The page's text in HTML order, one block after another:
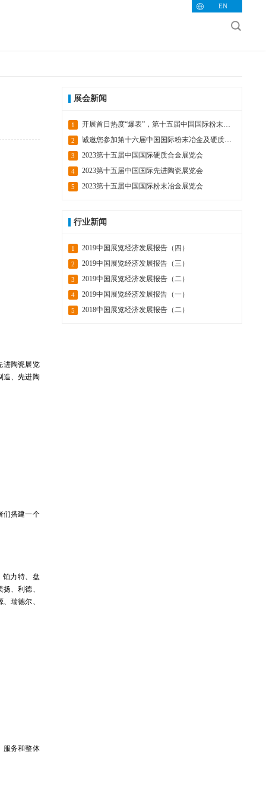
EN
进陶瓷展览
造、先进陶
们搭建一个
铂力特、盘
、利德、
瑞德尔、
服务和整体
展会新闻
1 开展首日热度“爆表”，第十五届中国国际粉末冶金及硬质合金展吸睛无数，火爆人气展示品牌无限魅力！
2 诚邀您参加第十六届中国国际粉末冶金及硬质合金展览会
3 2023第十五届中国国际硬质合金展览会
4 2023第十五届中国国际先进陶瓷展览会
5 2023第十五届中国国际粉末冶金展览会
行业新闻
1 2019中国展览经济发展报告（四）
2 2019中国展览经济发展报告（三）
3 2019中国展览经济发展报告（二）
4 2019中国展览经济发展报告（一）
5 2018中国展览经济发展报告（二）